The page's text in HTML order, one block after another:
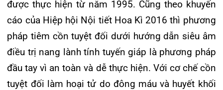
tế bào chế tiết dịch và xơ hóa mô tiếp xúc
ethanol, thay thế vào đó là mô hạt, xơ hóa và co
rút nhỏ lại của tổn thương.
Nổi bật với nhiều ưu điểm như dễ thực hiện; hậu
phẫu nhẹ nhàng và rất an toàn, không hề ảnh